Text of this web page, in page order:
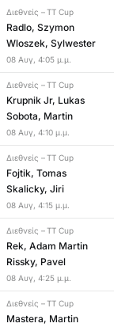
Διεθνείς – TT Cup
Radlo, Szymon
Wloszek, Sylwester
08 Αυγ, 4:05 μ.μ.
Διεθνείς – TT Cup
Krupnik Jr, Lukas
Sobota, Martin
08 Αυγ, 4:10 μ.μ.
Διεθνείς – TT Cup
Fojtik, Tomas
Skalicky, Jiri
08 Αυγ, 4:15 μ.μ.
Διεθνείς – TT Cup
Rek, Adam Martin
Rissky, Pavel
08 Αυγ, 4:25 μ.μ.
Διεθνείς – TT Cup
Mastera, Martin